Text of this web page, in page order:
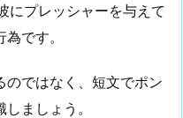
にプレッシャーを与えて
です。
のではなく、短文でポン
ましょう。